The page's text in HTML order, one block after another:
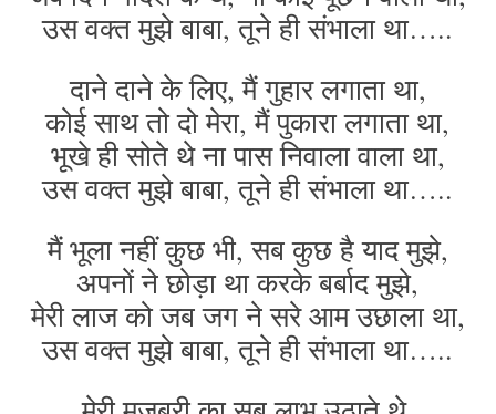
उस वक्त मुझे बाबा, तूने ही संभाला था…..
दाने दाने के लिए, मैं गुहार लगाता था,
कोई साथ तो दो मेरा, मैं पुकारा लगाता था,
भूखे ही सोते थे ना पास निवाला वाला था,
उस वक्त मुझे बाबा, तूने ही संभाला था…..
मैं भूला नहीं कुछ भी, सब कुछ है याद मुझे,
अपनों ने छोड़ा था करके बर्बाद मुझे,
मेरी लाज को जब जग ने सरे आम उछाला था,
उस वक्त मुझे बाबा, तूने ही संभाला था…..